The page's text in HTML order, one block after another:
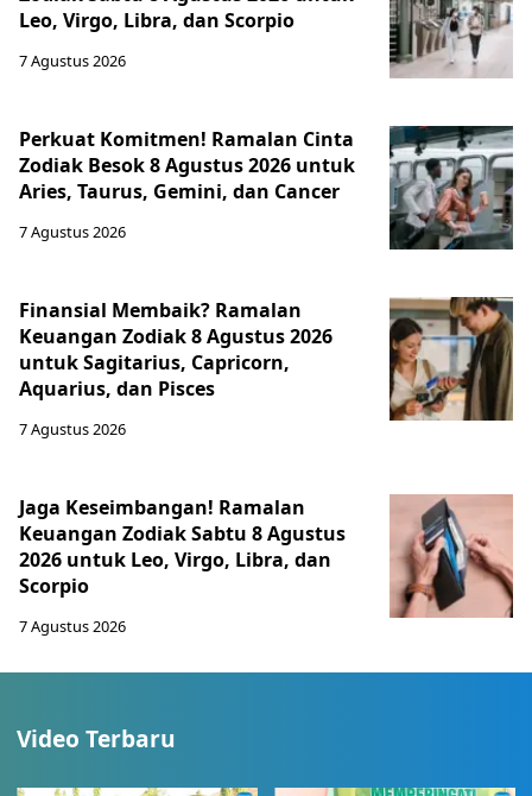
Leo, Virgo, Libra, dan Scorpio
7 Agustus 2026
Perkuat Komitmen! Ramalan Cinta
Zodiak Besok 8 Agustus 2026 untuk
Aries, Taurus, Gemini, dan Cancer
7 Agustus 2026
Finansial Membaik? Ramalan
Keuangan Zodiak 8 Agustus 2026
untuk Sagitarius, Capricorn,
Aquarius, dan Pisces
7 Agustus 2026
Jaga Keseimbangan! Ramalan
Keuangan Zodiak Sabtu 8 Agustus
2026 untuk Leo, Virgo, Libra, dan
Scorpio
7 Agustus 2026
Video Terbaru